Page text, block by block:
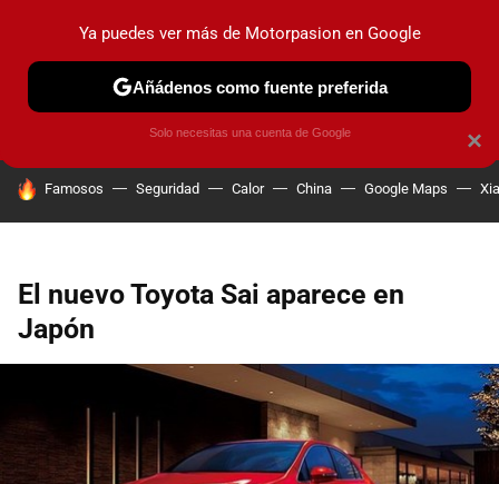
PRUEBAS COCHES ELÉCTRICOS OBSERVATORIO
HOY SE HABLA DE
Famosos Seguridad Calor China Google Maps
El nuevo Toyota Sai aparece en
Japón
×
Ya puedes ver más de Motorpasion en Google
Añádenos como fuente preferida
Solo necesitas una cuenta de Google